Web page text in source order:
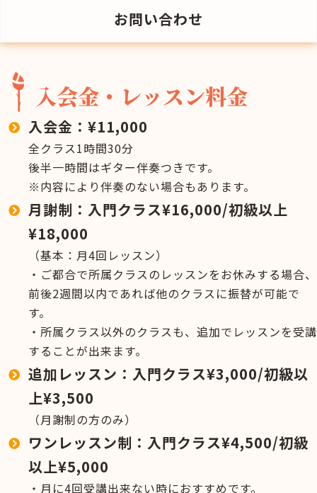
お問い合わせ
入会金・レッスン料金
入会金：¥11,000
全クラス1時間30分
後半一時間はギター伴奏つきです。
※内容により伴奏のない場合もあります。
月謝制：入門クラス¥16,000/初級以上
¥18,000
（基本：月4回レッスン）
・ご都合で所属クラスのレッスンをお休みする場合、
前後2週間以内であれば他のクラスに振替が可能で
す。
・所属クラス以外のクラスも、追加でレッスンを受講
することが出来ます。
追加レッスン：入門クラス¥3,000/初級以
上¥3,500
（月謝制の方のみ）
ワンレッスン制：入門クラス¥4,500/初級
以上¥5,000
・月に4回受講出来ない時におすすめです。